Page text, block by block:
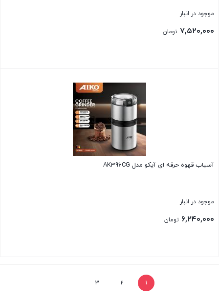
موجود در انبار
۷,۵۲۰,۰۰۰ تومان
آسیاب قهوه حرفه ای آیکو مدل AK396CG
موجود در انبار
۶,۲۴۰,۰۰۰ تومان
۱ ۲ ۳